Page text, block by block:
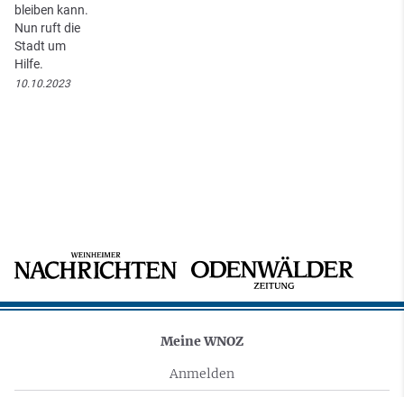
bleiben kann.
Nun ruft die
Stadt um
Hilfe.
10.10.2023
Meine WNOZ
Anmelden